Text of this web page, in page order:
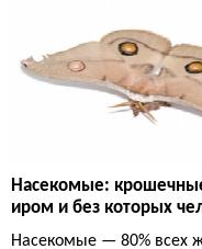
Насекомые:
иром и без которых
Насекомые — 80% всех